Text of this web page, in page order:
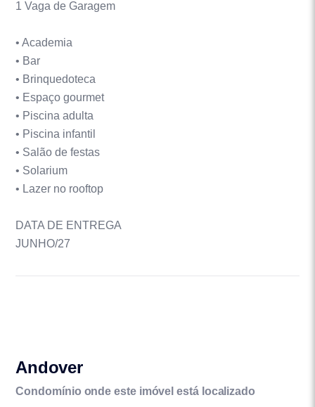
1 Vaga de Garagem
• Academia
• Bar
• Brinquedoteca
• Espaço gourmet
• Piscina adulta
• Piscina infantil
• Salão de festas
• Solarium
• Lazer no rooftop
DATA DE ENTREGA
JUNHO/27
Andover
Condomínio onde este imóvel está localizado